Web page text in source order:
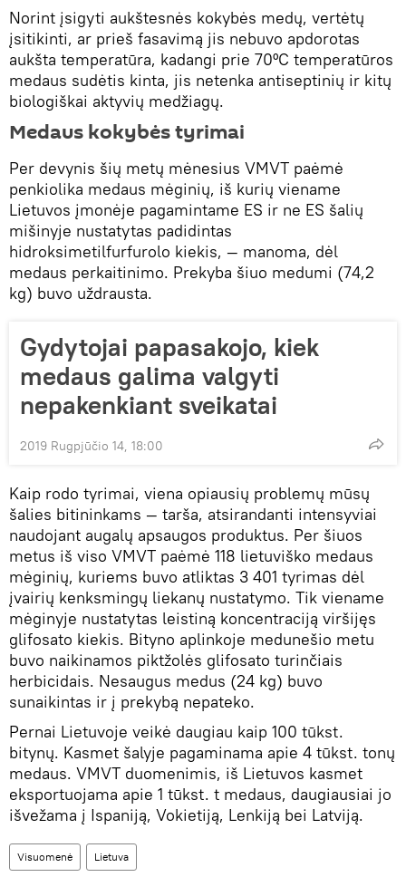
Norint įsigyti aukštesnės kokybės medų, vertėtų
įsitikinti, ar prieš fasavimą jis nebuvo apdorotas
aukšta temperatūra, kadangi prie 70ºC temperatūros
medaus sudėtis kinta, jis netenka antiseptinių ir kitų
biologiškai aktyvių medžiagų.
Medaus kokybės tyrimai
Per devynis šių metų mėnesius VMVT paėmė
penkiolika medaus mėginių, iš kurių viename
Lietuvos įmonėje pagamintame ES ir ne ES šalių
mišinyje nustatytas padidintas
hidroksimetilfurfurolo kiekis, — manoma, dėl
medaus perkaitinimo. Prekyba šiuo medumi (74,2
kg) buvo uždrausta.
Gydytojai papasakojo, kiek
medaus galima valgyti
nepakenkiant sveikatai
2019 Rugpjūčio 14, 18:00
Kaip rodo tyrimai, viena opiausių problemų mūsų
šalies bitininkams — tarša, atsirandanti intensyviai
naudojant augalų apsaugos produktus. Per šiuos
metus iš viso VMVT paėmė 118 lietuviško medaus
mėginių, kuriems buvo atliktas 3 401 tyrimas dėl
įvairių kenksmingų liekanų nustatymo. Tik viename
mėginyje nustatytas leistiną koncentraciją viršijęs
glifosato kiekis. Bityno aplinkoje medunešio metu
buvo naikinamos piktžolės glifosato turinčiais
herbicidais. Nesaugus medus (24 kg) buvo
sunaikintas ir į prekybą nepateko.
Pernai Lietuvoje veikė daugiau kaip 100 tūkst.
bitynų. Kasmet šalyje pagaminama apie 4 tūkst. tonų
medaus. VMVT duomenimis, iš Lietuvos kasmet
eksportuojama apie 1 tūkst. t medaus, daugiausiai jo
išvežama į Ispaniją, Vokietiją, Lenkiją bei Latviją.
Visuomenė Lietuva